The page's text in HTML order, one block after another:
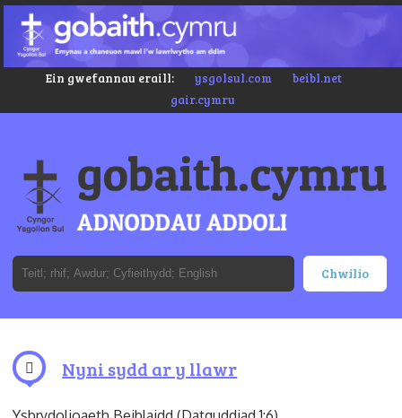
Ein gwefannau eraill: ysgolsul.com
beibl.net
gair.cymru
Nyni sydd ar y llawr